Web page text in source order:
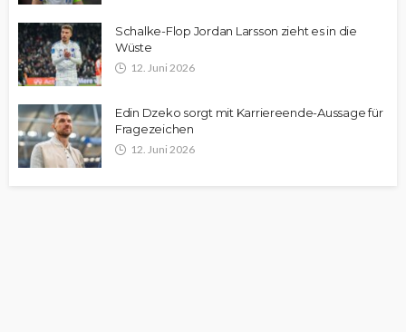
Schalke-Flop Jordan Larsson zieht es in die
Wüste
12. Juni 2026
Edin Dzeko sorgt mit Karriereende-Aussage für
Fragezeichen
12. Juni 2026